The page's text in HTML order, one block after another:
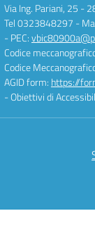
Via Ing. Pariani, 25 -
Tel 0323848297 -
- PEC:
Codice
Codice
AGID form: https://
- Obiettivi di